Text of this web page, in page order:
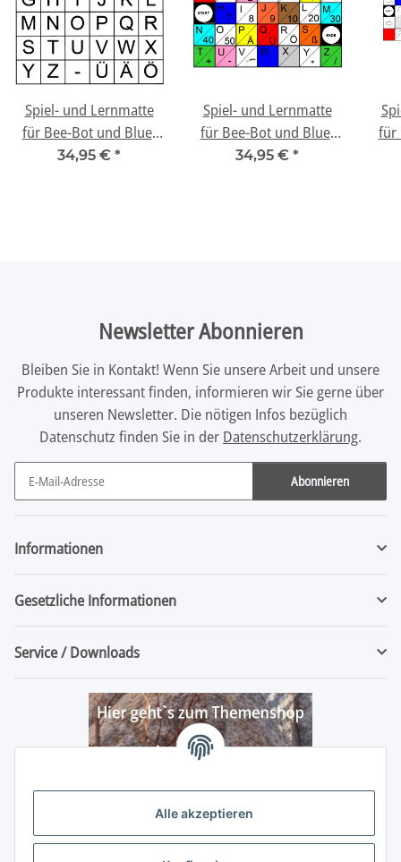
Alle akzeptieren
Spiel- und Lernmatte
für Bee-Bot und Blue-
Bot - "Buchstaben"
34,95 € *
Spiel- und Lernmatte
für Bee-Bot und Blue-
34,95 € *
für
Newsletter Abonnieren
Bleiben Sie in Kontakt! Wenn Sie unsere Arbeit und unsere
Produkte interessant finden, informieren wir Sie gerne über
unseren Newsletter. Die nötigen Infos bezüglich
Datenschutz finden Sie in der Datenschutzerklärung.
Abonnieren
Newsletter Abonnieren
Informationen
Gesetzliche Informationen
Service / Downloads